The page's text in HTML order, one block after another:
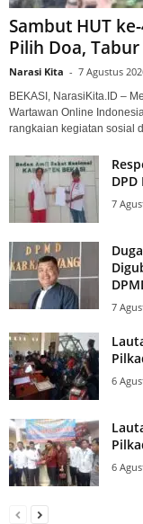
Sambut HUT
Pilih Doa,
Narasi Kita - 7 Agustus
BEKASI, NarasiKita.ID –
Wartawan Online
rangkaian kegiatan sosial
7
7
6
6